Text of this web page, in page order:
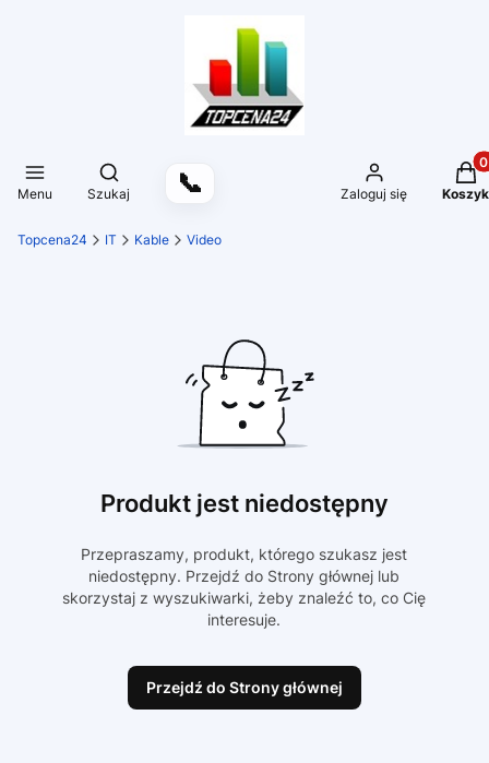
Menu
Otwórz wyszukiwarkę
Szukaj 📞 Zaloguj się Koszyk
Topcena24 IT Kable Video
Produkt jest niedostępny
Przepraszamy, produkt, którego szukasz jest
niedostępny. Przejdź do Strony głównej lub
skorzystaj z wyszukiwarki, żeby znaleźć to, co Cię
interesuje.
Przejdź do Strony głównej